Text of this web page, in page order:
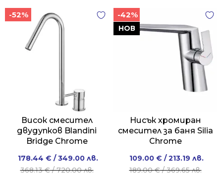
-52%
Висок смесител
двудупков Blandini
Bridge Chrome
368.13€/ 720.00 лв.
Original
price
178.44 € / 349.00 лв.
Current
price
НОВ
-42%
Нисък хромиран
смесител за баня Silia
Chrome
189.00€/ 369.65 лв.
Original
price
109.00 € / 213.19 лв.
Current
price